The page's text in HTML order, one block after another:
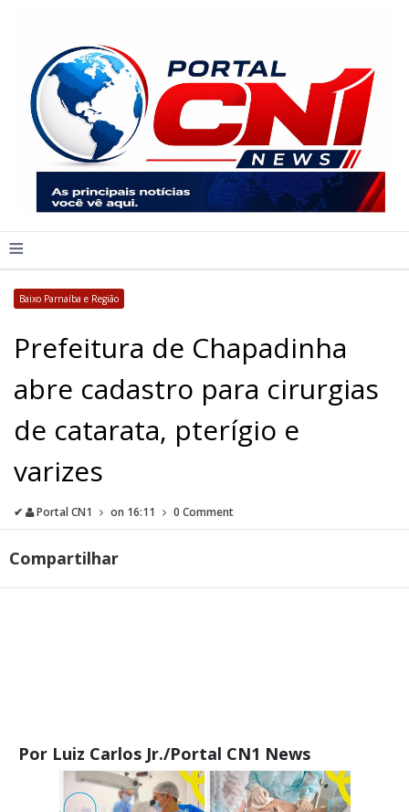
≡
Baixo Parnaíba e Região
Prefeitura de Chapadinha
abre cadastro para cirurgias
de catarata, pterígio e
varizes
✔ Portal CN1 on 16:11 0 Comment
Compartilhar
Por Luiz Carlos Jr./Portal CN1 News